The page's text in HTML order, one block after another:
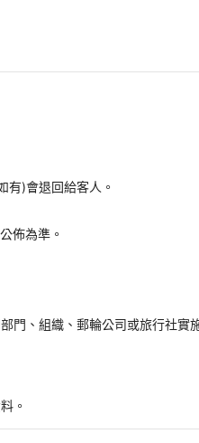
)會退回給客人。
佈為準。
門、組織、郵輪公司或旅行社實
。